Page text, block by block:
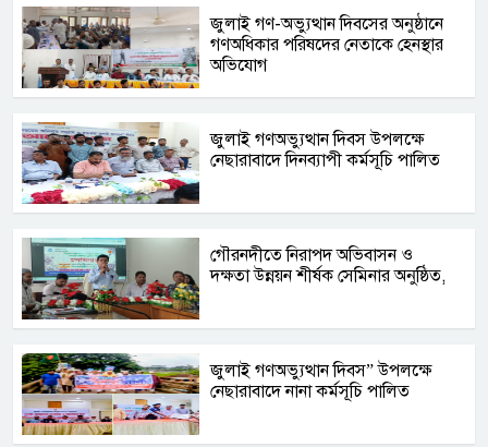
জুলাই গণ-অভ্যুত্থান দিবসের অনুষ্ঠানে
গণঅধিকার পরিষদের নেতাকে হেনস্থার
অভিযোগ
জুলাই গণঅভ্যুত্থান দিবস উপলক্ষে
নেছারাবাদে দিনব্যাপী কর্মসূচি পালিত
গৌরনদীতে নিরাপদ অভিবাসন ও
দক্ষতা উন্নয়ন শীর্ষক সেমিনার অনুষ্ঠিত,
জুলাই গণঅভ্যুত্থান দিবস” উপলক্ষে
নেছারাবাদে নানা কর্মসূচি পালিত